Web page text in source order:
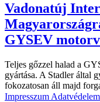
Vadonatúj
GYSEV
Teljes gőzzel halad a
gyártása. A Stadler által
fokozatosan áll majd
Impresszum Adatvédelem